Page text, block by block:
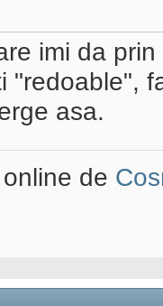
imi da
"redoable",
asa.
de